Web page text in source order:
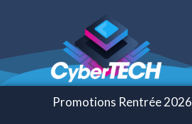
contenu
Promotions Rentrée 2026